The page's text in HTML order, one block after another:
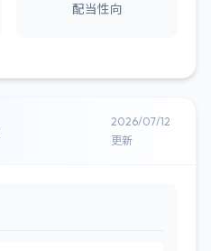
配当性向
2026/07/12
更新